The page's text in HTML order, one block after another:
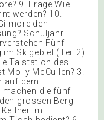
9. Frage Wie
werden? 10.
den
Schuljahr
Fünf
Skigebiet (Teil 2)
Talstation des
Molly McCullen? 3.
auf dem
machen die fünf
grossen Berg
im